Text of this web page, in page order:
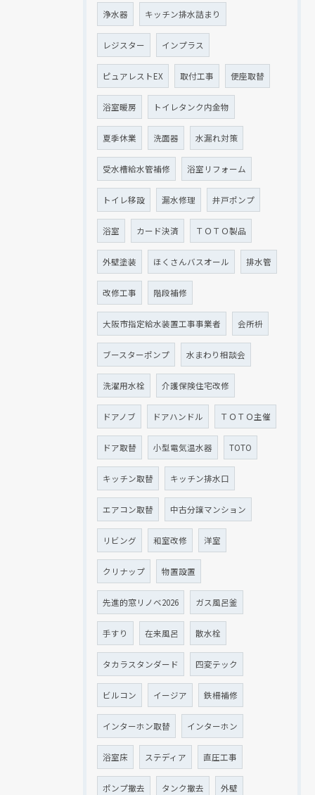
浄水器 キッチン排水詰まり
レジスター インプラス
ピュアレストEX 取付工事 便座取替
浴室暖房 トイレタンク内金物
夏季休業 洗面器 水漏れ対策
受水槽給水管補修 浴室リフォーム
トイレ移設 漏水修理 井戸ポンプ
浴室 カード決済 ＴＯＴＯ製品
外壁塗装 ほくさんバスオール 排水管
改修工事 階段補修
大阪市指定給水装置工事事業者 会所枡
ブースターポンプ 水まわり相談会
洗濯用水栓 介護保険住宅改修
ドアノブ ドアハンドル ＴＯＴＯ主催
ドア取替 小型電気温水器 TOTO
キッチン取替 キッチン排水口
エアコン取替 中古分譲マンション
リビング 和室改修 洋室
クリナップ 物置設置
先進的窓リノベ2026 ガス風呂釜
手すり 在来風呂 散水栓
タカラスタンダード 四変テック
ビルコン イージア 鉄柵補修
インターホン取替 インターホン
浴室床 ステディア 直圧工事
ポンプ撤去 タンク撤去 外壁